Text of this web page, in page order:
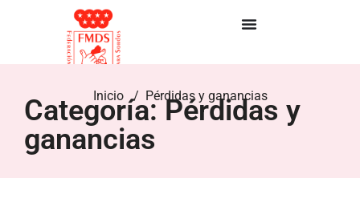
Inicio/ Pérdidas y ganancias
Categoría: Pérdidas y
ganancias